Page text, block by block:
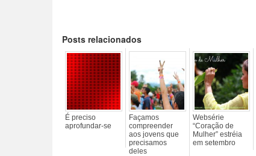
Posts relacionados
É preciso
aprofundar-se
Façamos
compreender
aos jovens que
precisamos
deles
Websérie
“Coração de
Mulher” estréia
em setembro